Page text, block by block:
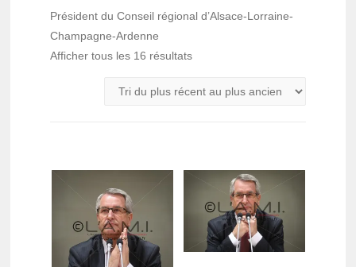
Président du Conseil régional d’Alsace-Lorraine-
Champagne-Ardenne
Afficher tous les 16 résultats